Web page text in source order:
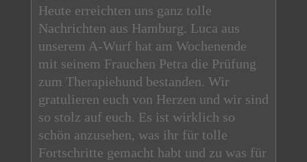
Heute erreichten uns ganz tolle
Nachrichten aus Hamburg. Luca aus
unserem A-Wurf hat am Wochenende
mit seinem Frauchen Petra die Prüfung
zum Therapiehund bestanden. Wir
gratulieren euch von Herzen und wir sind
so stolz auf euch. Es ist wirklich so
schön anzusehen, was ihr für tolle
Fortschritte gemacht habt und zu was für